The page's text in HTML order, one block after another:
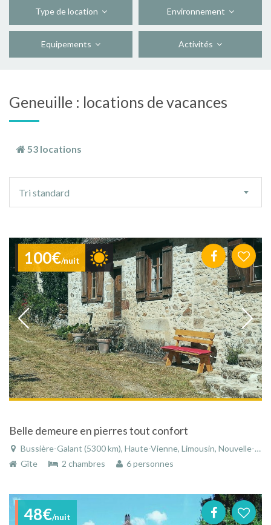
Type de location Environnement
Equipements Activités
Geneuille : locations de vacances
53 locations
tri
Tri standard
100€/nuit
Belle demeure en pierres tout confort
Bussière-Galant (5300 km), Haute-Vienne, Limousin, Nouvelle-Aquitaine, France
Gîte
2 chambres 6 personnes
48€/nuit